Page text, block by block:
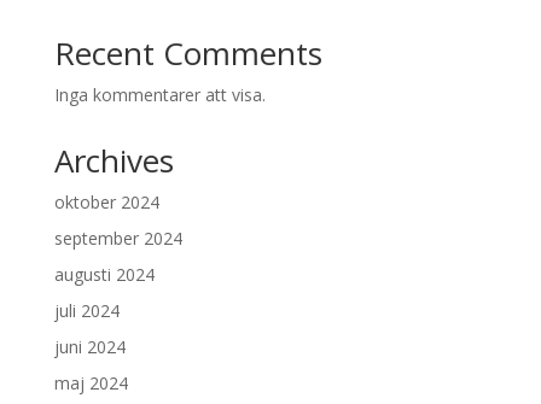
Recent Comments
Inga kommentarer att visa.
Archives
oktober 2024
september 2024
augusti 2024
juli 2024
juni 2024
maj 2024